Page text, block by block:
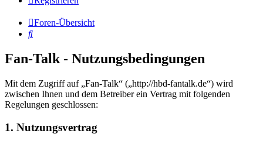
Foren-Übersicht
Suche
Fan-Talk - Nutzungsbedingungen
Mit dem Zugriff auf „Fan-Talk“ („http://hbd-fantalk.de“) wird
zwischen Ihnen und dem Betreiber ein Vertrag mit folgenden
Regelungen geschlossen:
1. Nutzungsvertrag